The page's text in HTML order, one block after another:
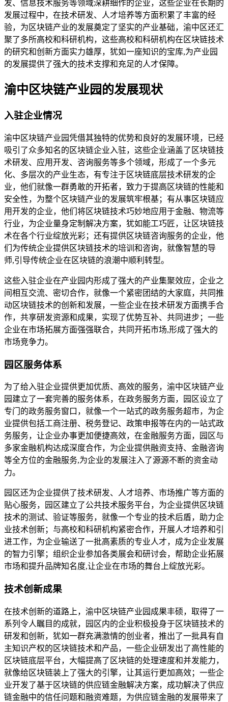
发、信息技术服务等领域深耕细作的企业，这些企业在长期的
发展过程中，在技术研发、人才培养等方面积累了丰富的经
验，为区块链产业的发展奠定了坚实的产业基础，渝中区还汇
聚了多所高校和科研机构，这些高校和科研机构在区块链技术
的研究和创新方面实力雄厚，犹如一座知识的宝库,为产业园
的发展提供了强大的技术支撑和充足的人才保障。
渝中区块链产业园的发展现状
入驻企业情况
渝中区块链产业园凭借其独特的优势和良好的发展环境，已经
吸引了众多知名的区块链企业入驻，这些企业涵盖了区块链技
术研发、应用开发、咨询服务等多个领域，形成了一个多元
化、多层次的产业生态，有专注于区块链底层技术研发的企
业，他们就像一群勇敢的开拓者，致力于提高区块链的性能和
安全性，为整个区块链产业的发展筑牢根基；有从事区块链应
用开发的企业，他们将区块链技术巧妙地应用于金融、物流等
行业，为企业量身定制解决方案，犹如能工巧匠，让区块链技
术在各个行业绽放光彩；还有提供区块链咨询服务的企业，他
们为传统企业提供区块链技术的培训和咨询，就像智慧的导
师,引导传统企业在区块链的浪潮中顺利转型。
这些入驻企业在产业园内形成了强大的产业集聚效应，企业之
间相互交流、密切合作，就像一个紧密团结的大家庭，共同推
动区块链技术的创新和发展，一些企业在技术研发方面携手合
作，共享研发资源和成果，实现了优势互补、共同进步；一些
企业在市场拓展方面强强联合，共同开拓市场,形成了强大的
市场竞争力。
园区服务体系
为了给入驻企业提供更加优质、高效的服务，渝中区块链产业
园建立了一套完善的服务体系，在政务服务方面，园区设立了
专门的政务服务窗口，就像一个一站式的政务服务超市，为企
业提供包括工商注册、税务登记、政策申报等在内的一站式政
务服务，让企业办事更加便捷高效，在金融服务方面，园区与
多家金融机构达成深度合作，为企业提供融资支持、金融咨询
等全方位的金融服务,为企业的发展注入了源源不断的资金动
力。
园区还为企业提供了技术研发、人才培养、市场推广等方面的
贴心服务，园区建立了公共技术服务平台，为企业提供区块链
技术的测试、验证等服务，就像一个专业的技术后盾，助力企
业技术创新；与高校和科研机构紧密合作，开展人才培养和引
进工作，为企业输送了一批高素质的专业人才，成为企业发展
的智力引擎；组织企业参加各类展会和研讨会，帮助企业拓展
市场和提升品牌知名度,让企业在市场的舞台上绽放光彩。
技术创新成果
在技术创新的道路上，渝中区块链产业园成果丰硕，取得了一
系列令人瞩目的成就，园区内的企业积极投身于区块链技术的
研发和创新，犹如一群充满激情的创业者，推出了一批具有自
主知识产权的区块链技术和产品，一些企业研发出了高性能的
区块链底层平台，大幅提高了区块链的处理速度和并发能力，
就像给区块链装上了强大的引擎，让其运行更加高效；一些企
业开发了基于区块链的供应链金融解决方案，成功解决了供应
链金融中的信任问题和融资难题，为供应链金融的发展带来了